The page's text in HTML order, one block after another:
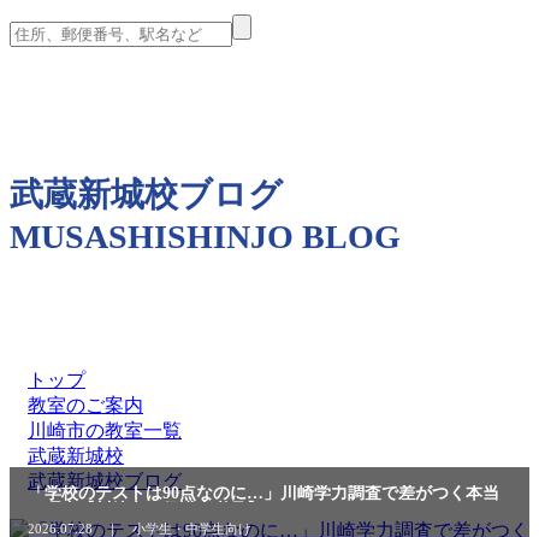
武蔵新城校ブログ
MUSASHISHINJO BLOG
トップ
教室のご案内
川崎市の教室一覧
武蔵新城校
武蔵新城校ブログ
「学校のテストは90点なのに…」川崎学力調査で差がつく本当
2026.07.28 ｜ 小学生・中学生向け